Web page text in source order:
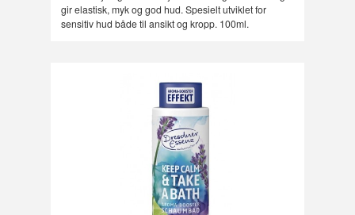
gir elastisk, myk og god hud. Spesielt utviklet for
sensitiv hud både til ansikt og kropp. 100ml.